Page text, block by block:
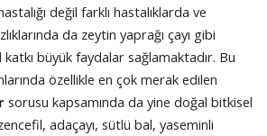
değil farklı hastalıklarda ve
da zeytin yaprağı çayı gibi
büyük faydalar sağlamaktadır. Bu
özellikle en çok merak edilen
sorusu kapsamında da yine doğal bitkisel
adaçayı, sütlü bal, yaseminli